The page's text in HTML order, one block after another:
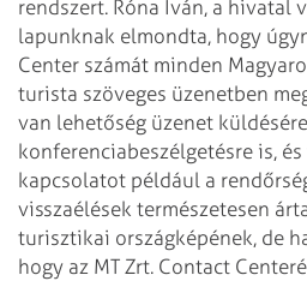
rendszert. Róna Iván, a hivatal
lapunknak elmondta, hogy
Center számát minden
turista szöveges üzenetben
van lehetőség üzenet
konferenciabeszélgetésre is,
kapcsolatot például a
visszaélések természetesen
turisztikai országképének, de
hogy az MT Zrt. Contact